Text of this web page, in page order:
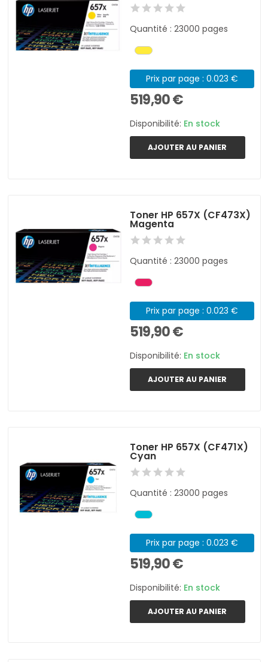
Quantité : 23000 pages
Prix par page : 0.023 €
519,90 €
Disponibilité: En stock
AJOUTER AU PANIER
Toner HP 657X (CF473X)
Magenta
Quantité : 23000 pages
Prix par page : 0.023 €
519,90 €
Disponibilité: En stock
AJOUTER AU PANIER
Toner HP 657X (CF471X)
Cyan
Quantité : 23000 pages
Prix par page : 0.023 €
519,90 €
Disponibilité: En stock
AJOUTER AU PANIER